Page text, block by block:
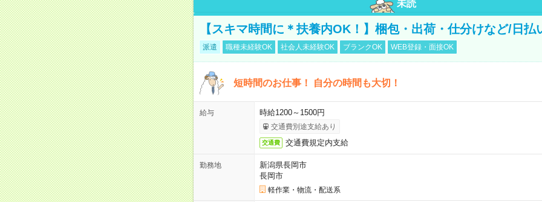
未読
【スキマ時間に＊扶養内OK！】梱包・出荷・仕分けなど/日払
派遣 職種未経験OK 社会人未経験OK ブランクOK WEB登録・面接OK
短時間のお仕事！ 自分の時間も大切！
給与 時給1200～1500円
交通費別途支給あり
交通費 交通費規定内支給
勤務地
新潟県長岡市
長岡市
軽作業・物流・配送系